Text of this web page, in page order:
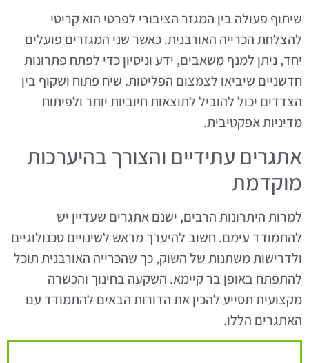
שיתוף פעולה בין המגזר הציבורי לפרטי הוא קריטי
להצלחת הכרייה האורבנית. כאשר שני המגזרים פועלים
יחד, ניתן למנף משאבים, ידע וניסיון כדי לפתח פתרונות
חדשניים שיביאו לצמצום הפליטות. שיח פתוח ושקוף בין
הצדדים יכול להוביל לתוצאות חיוביות יותר ולפיתוח
מדיניות אפקטיבית.
אתגרים עתידיים והצורך בהיערכות
מוקדמת
למרות היתרונות הרבים, ישנם אתגרים שעדיין יש
להתמודד עימם. חשוב להיערך מראש לשינויים טכנולוגיים
ולדרישות משתנות של השוק, כך שהכרייה האורבנית תוכל
להתפתח באופן בר קיימא. השקעה בחינוך והכשרה
מקצועית תסייע להכין את הדורות הבאים להתמודד עם
האתגרים הללו.